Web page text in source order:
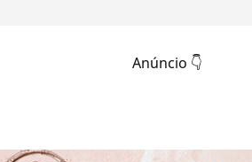
Anúncio 👇